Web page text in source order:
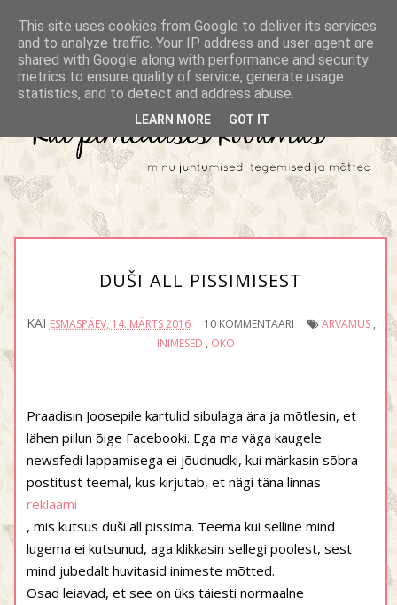
DUŠI ALL PISSIMISEST
KAI ESMASPÄEV, 14. MÄRTS 2016 10 KOMMENTAARI ARVAMUS,
INIMESED , ÖKO
Praadisin Joosepile kartulid sibulaga ära ja mõtlesin, et
lähen piilun õige Facebooki. Ega ma väga kaugele
newsfedi lappamisega ei jõudnudki, kui märkasin sõbra
postitust teemal, kus kirjutab, et nägi täna linnas
reklaami
, mis kutsus duši all pissima. Teema kui selline mind
lugema ei kutsunud, aga klikkasin sellegi poolest, sest
mind jubedalt huvitasid inimeste mõtted.
Osad leiavad, et see on üks täiesti normaalne
This site uses cookies from Google to deliver its services
and to analyze traffic. Your IP address and user-agent are
shared with Google along with performance and security
metrics to ensure quality of service, generate usage
statistics, and to detect and address abuse.
LEARN MORE GOT IT